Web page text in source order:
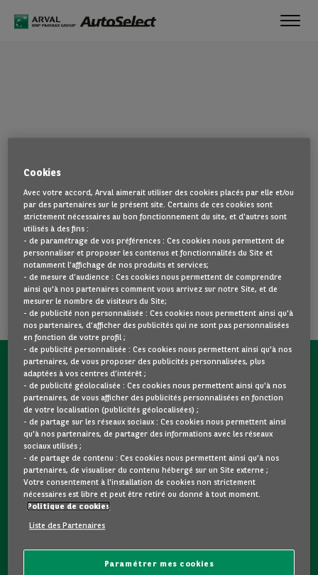
La page que vous recherchez semble introuvable. Dirigez-vous à
nouveau vers la page d'accueil en cliquant ici.
REVENIR À NOTRE PAGE D’ACCUEIL
VOIR TOUS NOS VÉHICULES
CONTACTEZ-NOUS MAINTENANT !
Une question ?
Nous sommes là pour vous.
Vous souhaitez une précision sur un modèle qui vous plait
? Vous hésitez entre deux voitures d'occasion ?
Contactez-nous ! Nous répondrons à vos questions et vous
Cookies
Avec votre accord, Arval aimerait utiliser des cookies placés par elle et/ou
par des partenaires sur le présent site. Certains de ces cookies sont
strictement nécessaires au bon fonctionnement du site, et d'autres sont
utilisés à des fins :
- de paramétrage de vos préférences : Ces cookies nous permettent de
personnaliser et proposer les contenus et fonctionnalités du Site et
notamment l’affichage de nos produits et services;
- de mesure d’audience : Ces cookies nous permettent de comprendre
ainsi qu'à nos partenaires comment vous arrivez sur notre Site, et de
mesurer le nombre de visiteurs du Site;
- de publicité non personnalisée : Ces cookies nous permettent ainsi qu'à
nos partenaires, d’afficher des publicités qui ne sont pas personnalisées
en fonction de votre profil ;
- de publicité personnalisée : Ces cookies nous permettent ainsi qu'à nos
partenaires, de vous proposer des publicités personnalisées, plus
adaptées à vos centres d’intérêt ;
- de publicité géolocalisée : Ces cookies nous permettent ainsi qu'à nos
partenaires, de vous afficher des publicités personnalisées en fonction
de votre localisation (publicités géolocalisées) ;
- de partage sur les réseaux sociaux : Ces cookies nous permettent ainsi
qu'à nos partenaires, de partager des informations avec les réseaux
sociaux utilisés ;
- de partage de contenu : Ces cookies nous permettent ainsi qu'à nos
partenaires, de visualiser du contenu hébergé sur un Site externe ;
Votre consentement à l'installation de cookies non strictement
nécessaires est libre et peut être retiré ou donné à tout moment.
Politique de cookies
Liste des Partenaires
Paramétrer mes cookies